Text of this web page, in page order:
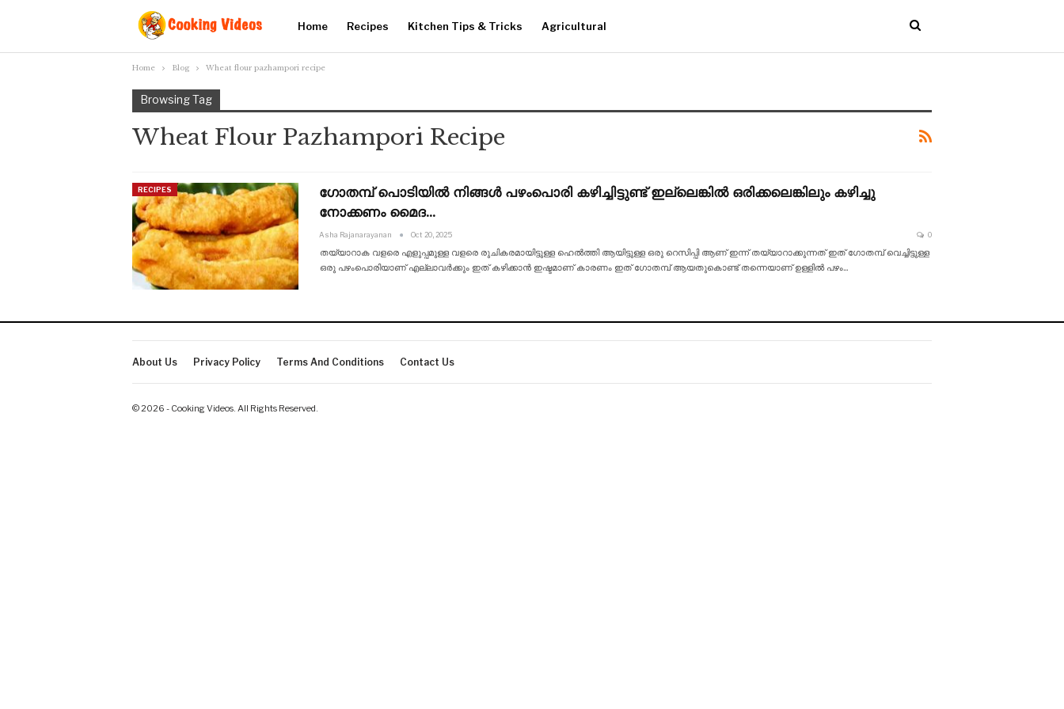
Home Recipes Kitchen Tips & Tricks Agricultural
Home Blog Wheat flour pazhampori recipe
Browsing Tag
Wheat Flour Pazhampori Recipe
RECIPES
ഗോതമ്പ് പൊടിയിൽ നിങ്ങൾ പഴംപൊരി കഴിച്ചിട്ടുണ്ട് ഇല്ലെങ്കിൽ ഒരിക്കലെങ്കിലും കഴിച്ചു
നോക്കണം മൈദ…
Asha Rajanarayanan Oct 20, 2025 0
തയ്യാറാക വളരെ എളുപ്പമുള്ള വളരെ രുചികരമായിട്ടുള്ള ഹെൽത്തി ആയിട്ടുള്ള ഒരു റെസിപ്പി ആണ് ഇന്ന് തയ്യാറാക്കുന്നത് ഇത് ഗോതമ്പ് വെച്ചിട്ടുള്ള
ഒരു പഴംപൊരിയാണ് എല്ലാവർക്കും ഇത് കഴിക്കാൻ ഇഷ്ടമാണ് കാരണം ഇത് ഗോതമ്പ് ആയതുകൊണ്ട് തന്നെയാണ് ഉള്ളിൽ പഴം…
About Us Privacy Policy Terms And Conditions Contact Us
© 2026 - Cooking Videos. All Rights Reserved.